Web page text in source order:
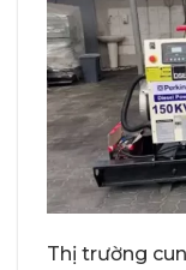
Thị trường